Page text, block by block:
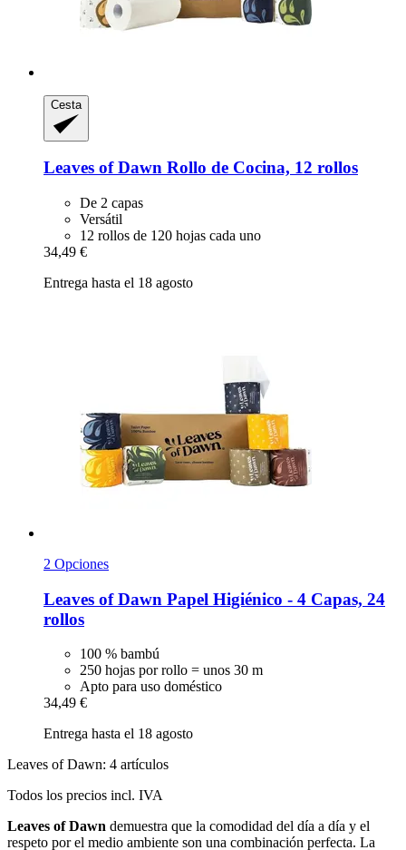
Cesta
Leaves of Dawn Rollo de Cocina, 12 rollos
De 2 capas
Versátil
12 rollos de 120 hojas cada uno
34,49 €
Entrega hasta el 18 agosto
2 Opciones
Leaves of Dawn Papel Higiénico -​ 4 Capas, 24
rollos
100 % bambú
250 hojas por rollo = unos 30 m
Apto para uso doméstico
34,49 €
Entrega hasta el 18 agosto
Leaves of Dawn: 4 artículos
Todos los precios incl. IVA
Leaves of Dawn demuestra que la comodidad del día a día y el
respeto por el medio ambiente son una combinación perfecta. La